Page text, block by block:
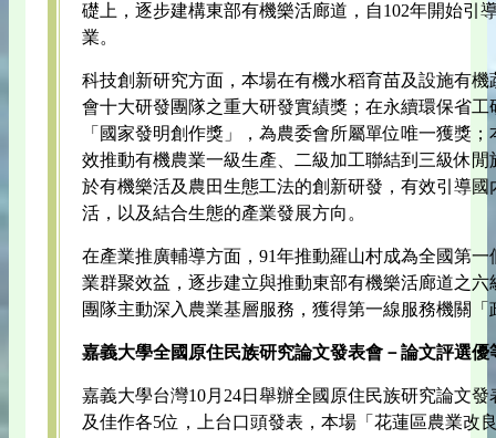
礎上，逐步建構東部有機樂活廊道，自102年開始引
業。
科技創新研究方面，本場在有機水稻育苗及設施有
會十大研發團隊之重大研發實績獎；在永續環保省
「國家發明創作獎」，為農委會所屬單位唯一獲獎
效推動有機農業一級生產、二級加工聯結到三級休
於有機樂活及農田生態工法的創新研發，有效引導
活，以及結合生態的產業發展方向。
在產業推廣輔導方面，91年推動羅山村成為全國第
業群聚效益，逐步建立與推動東部有機樂活廊道之
團隊主動深入農業基層服務，獲得第一線服務機關
嘉義大學全國原住民族研究論文發表會－論文評選優
嘉義大學台灣10月24日舉辦全國原住民族研究論文
及佳作各5位，上台口頭發表，本場「花蓮區農業改